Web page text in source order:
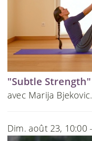
"Subtle
avec Marija Bjekovic.
Dim. août 23, 10:00